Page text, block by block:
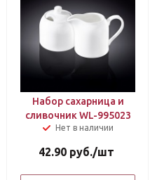
Набор сахарница и
сливочник WL-995023
Нет в наличии
42.90 руб./шт